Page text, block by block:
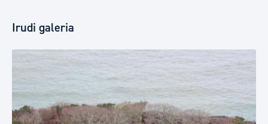
Irudi galeria